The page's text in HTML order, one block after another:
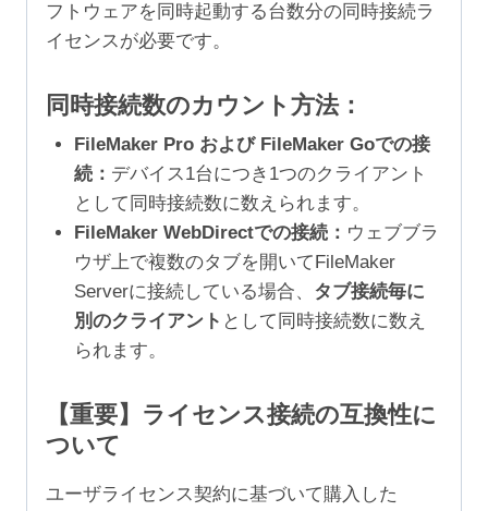
フトウェアを同時起動する台数分の同時接続ラ
イセンスが必要です。
同時接続数のカウント方法：
FileMaker Pro および FileMaker Goでの接
続： デバイス1台につき1つのクライアント
として同時接続数に数えられます。
FileMaker WebDirectでの接続： ウェブブラ
ウザ上で複数のタブを開いてFileMaker
Serverに接続している場合、 タブ接続毎に
別のクライアント として同時接続数に数え
られます。
【重要】ライセンス接続の互換性に
ついて
ユーザライセンス契約に基づいて購入した